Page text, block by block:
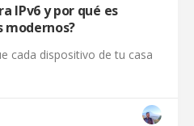
IPv6 y por qué es
modernos?
cada dispositivo de tu casa